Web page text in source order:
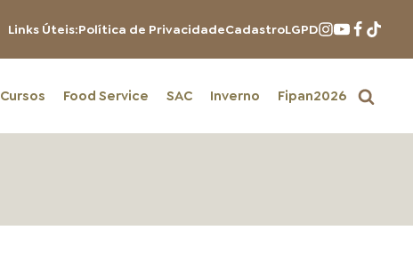
Links Úteis:Política de PrivacidadeCadastroLGPD
Cursos Food Service SAC Inverno Fipan2026